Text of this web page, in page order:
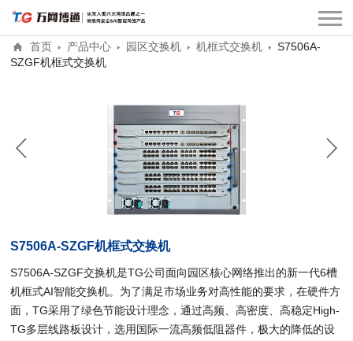
首页 产品中心 园区交换机 机框式交换机
S7506A-
SZGF机框式交换机
S7506A-SZGF机框式交换机
S7506A-SZGF交换机是TG公司面向园区核心网络推出的新一代6槽
机框式AI智能交换机。为了满足市场业务对高性能的要求，在硬件方
面，TG采用了绿色节能设计理念，通过高频、高密度、高稳定High-
TG多层线路板设计，选用国际一流高频低阻器件，极大的降低的设